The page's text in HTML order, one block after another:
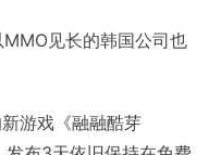
见长的韩国公司也
游戏《融融酷芽